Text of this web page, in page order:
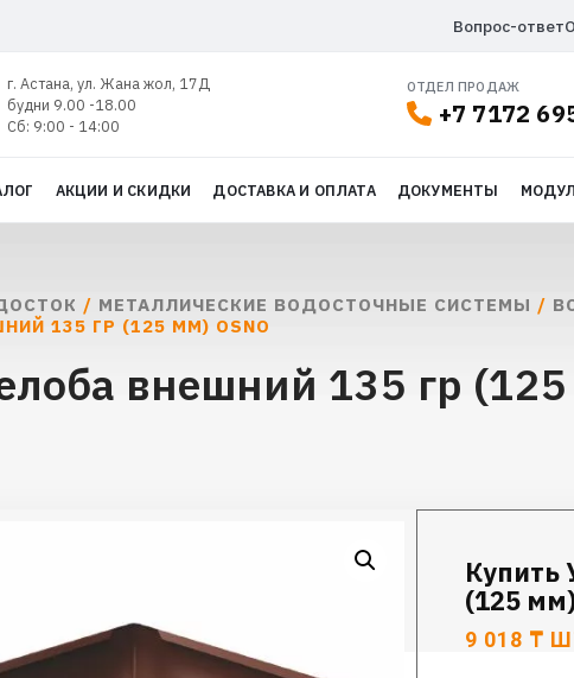
Вопрос-ответ
г. Астана, ул. Жана жол, 17Д
будни 9.00 -18.00
Сб: 9:00 - 14:00
ОТДЕЛ ПРОДАЖ
+7 7172
АКЦИИ И СКИДКИ ДОСТАВКА И ОПЛАТА ДОКУМЕНТЫ
/ МЕТАЛЛИЧЕСКИЕ ВОДОСТОЧНЫЕ СИСТЕМЫ /
135 ГР (125 ММ) OSNO
внешний 135 гр
Купить
(125
9 018 ₸